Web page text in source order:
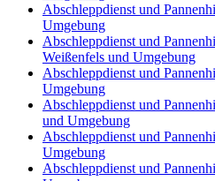
Abschleppdienst und
Umgebung
Abschleppdienst und
Weißenfels und Umgebung
Abschleppdienst und
Umgebung
Abschleppdienst und
und Umgebung
Abschleppdienst und
Umgebung
Abschleppdienst und